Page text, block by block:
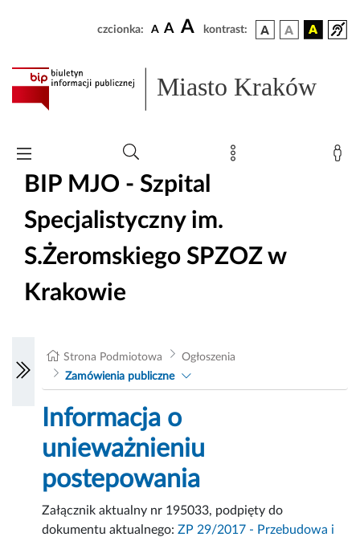
czcionka: A A A kontrast:
Miasto Kraków
BIP MJO - Szpital
Specjalistyczny im.
S.Żeromskiego SPZOZ w
Krakowie
Strona Podmiotowa
Ogłoszenia
Zamówienia publiczne
Informacja o
unieważnieniu
postepowania
Załącznik aktualny nr 195033, podpięty do
dokumentu aktualnego:ZP 29/2017 - Przebudowa i